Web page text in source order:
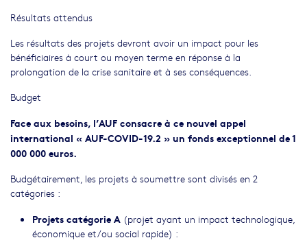
Résultats attendus
Les résultats des projets devront avoir un impact pour les
bénéficiaires à court ou moyen terme en réponse à la
prolongation de la crise sanitaire et à ses conséquences.
Budget
Face aux besoins, l’AUF consacre à ce nouvel appel
international « AUF-COVID-19.2 » un fonds exceptionnel de 1
000 000 euros.
Budgétairement, les projets à soumettre sont divisés en 2
catégories :
Projets catégorie A (projet ayant un impact technologique,
économique et/ou social rapide) :